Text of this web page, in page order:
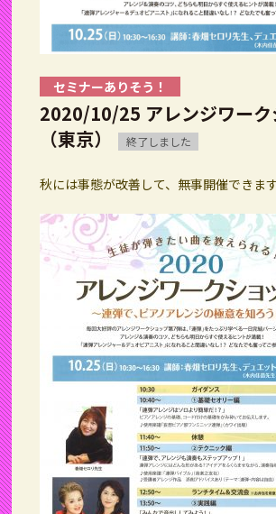
セミナーありそう！
2020/10/25 アレンジワーク
（東京）
終了しました
秋には事態が改善して、無事開催できま